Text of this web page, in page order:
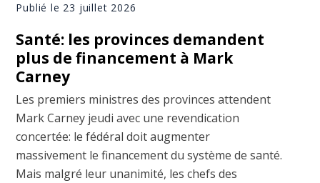
Publié le 23 juillet 2026
Santé: les provinces demandent
plus de financement à Mark
Carney
Les premiers ministres des provinces attendent
Mark Carney jeudi avec une revendication
concertée: le fédéral doit augmenter
massivement le financement du système de santé.
Mais malgré leur unanimité, les chefs des